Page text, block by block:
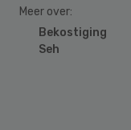
Meer over:
Bekostiging
Seh